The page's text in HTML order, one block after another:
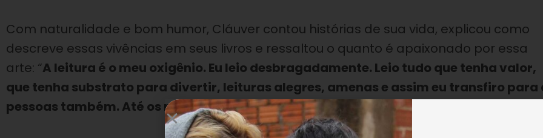
Com naturalidade e bom humor, Cláuver contou histórias de sua vida, explicou como
descreve essas vivências em seus livros e ressaltou o quanto é apaixonado por essa
arte: “A leitura é o meu oxigênio. Eu leio desbragadamente. Leio tudo que tenha valor,
que tenha substrato para divertir, leituras alegres, amenas e assim eu transfiro para
pessoas também. Até os meus livros eu leio outras vezes